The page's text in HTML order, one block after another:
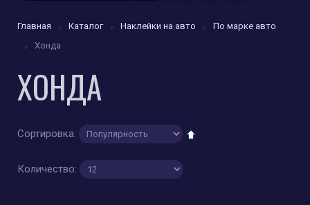
Главная Каталог Наклейки на авто
По марке авто
Хонда
ХОНДА
Сортировка:
Количество: